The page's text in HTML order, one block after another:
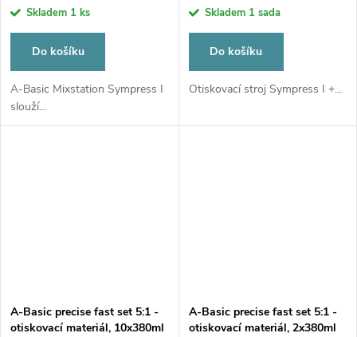
Skladem 1 ks
Do košíku
A-Basic Mixstation Sympress I
slouží...
Skladem 1 sada
Do košíku
Otiskovací stroj Sympress I +...
A-Basic precise fast set 5:1 -
otiskovací materiál, 10x380ml
A-Basic precise fast set 5:1 -
otiskovací materiál, 2x380ml